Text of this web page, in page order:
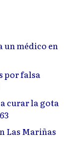
un médico en
por falsa
curar la gota
Las Mariñas